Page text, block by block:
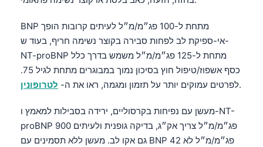
BNP מתחת ל-100 פג״מ/מ״ל לעיתים קרובות הופך
אי-ספיקת לב לפחות סבירה בקוצר נשימה חריף, בעוד ש-
NT-proBNP מתחת ל-125 פג״מ/מ״ל משמש בדרך כלל
כסף אשפוז/טיפול חוץ בסיכון נמוך במבוגרים מתחת לגיל 75.
לפרטים עמוקים יותר על תזמון ומגמה, ראו את ה- לטרופונין .
מעשן עם נפיחות בקרסוליים, ירידה בסבילות למאמץ ו-NT-
proBNP 900 פג״מ/מ״ל צריך אק״ג, בדיקה גופנית ולעיתים
גם אקו לב. מעשן ללא תסמינים עם BNP 42 פג״מ/מ״ל לא